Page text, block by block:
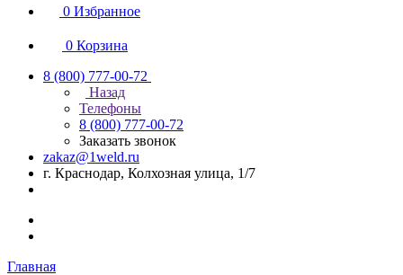
0 Избранное
0 Корзина
8 (800) 777-00-72
Назад
Телефоны
8 (800) 777-00-72
Заказать звонок
zakaz@1weld.ru
г. Краснодар, Колхозная улица, 1/7
Главная